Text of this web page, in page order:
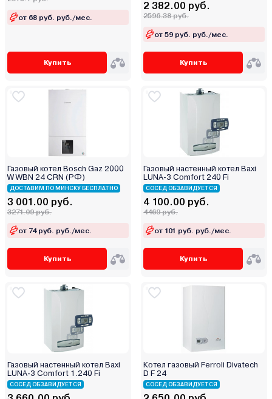
Vargaz
Viadrus
Viessmann
Zerten
Атем-Франк
Бастион
Боринское
Кировский завод
Китай
Лемакс
Мозырьсельмаш
ООО "БелКомин"
Очаг
Ратон
Ресанта
от 68 руб. руб./мес.
Купить
2 382.00 руб.
2596.38 руб.
от 59 руб. руб./мес.
Купить
Газовый котел Bosch Gaz 2000
W WBN 24 CRN (РФ)
ДОСТАВИМ ПО МИНСКУ БЕСПЛАТНО
3 001.00 руб.
3271.09 руб.
от 74 руб. руб./мес.
Купить
Газовый настенный котел Baxi
LUNA-3 Comfort 240 Fi
СОСЕД ОБЗАВИДУЕТСЯ
4 100.00 руб.
4469 руб.
от 101 руб. руб./мес.
Купить
Газовый настенный котел Baxi
LUNA-3 Comfort 1.240 Fi
СОСЕД ОБЗАВИДУЕТСЯ
Котел газовый Ferroli Divatech
D F 24
СОСЕД ОБЗАВИДУЕТСЯ